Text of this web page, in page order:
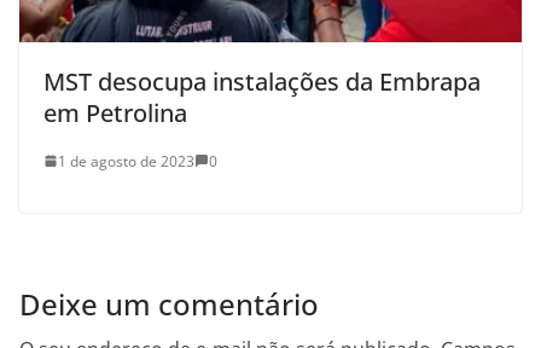
MST desocupa instalações da Embrapa
em Petrolina
1 de agosto de 2023 0
Deixe um comentário